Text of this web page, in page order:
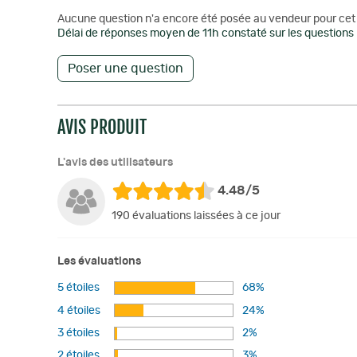
Aucune question n'a encore été posée au vendeur pour
Délai de réponses moyen de 11h constaté sur les
Poser une question
AVIS PRODUIT
L'avis des utilisateurs
4.48/5
190 évaluations laissées à ce jour
Les évaluations
5 étoiles 68%
4 étoiles 24%
3 étoiles 2%